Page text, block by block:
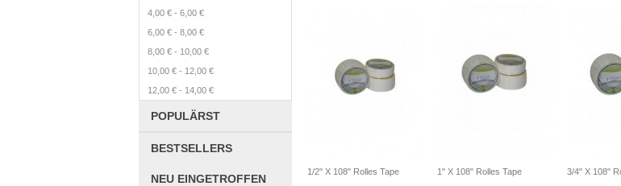
4,00 € - 6,00 €
6,00 € - 8,00 €
8,00 € - 10,00 €
10,00 € - 12,00 €
12,00 € - 14,00 €
POPULÄRST
BESTSELLERS
NEU EINGETROFFEN
1/2" X 108" Rolles Tape 1" X 108" Rolles Tape 3/4" X 108"